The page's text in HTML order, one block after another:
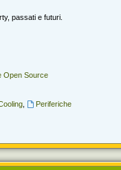
passati e futuri.
Open Source
, Periferiche